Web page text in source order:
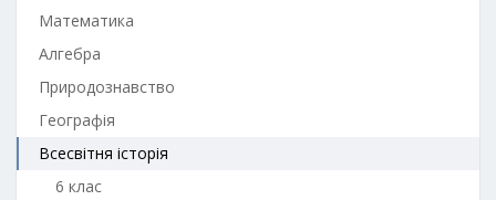
Математика
Алгебра
Природознавство
Географія
Всесвітня історія
6 клас